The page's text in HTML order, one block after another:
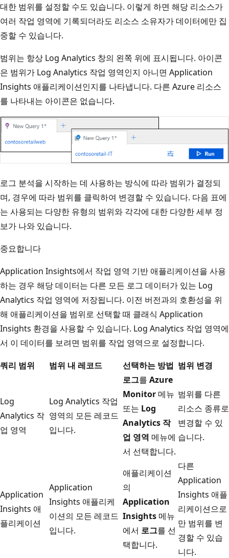
대한 범위를 설정할 수도 있습니다. 이렇게 하면 해당 리소스가
여러 작업 영역에 기록되더라도 리소스 소유자가 데이터에만 집
중할 수 있습니다.
범위는 항상 Log Analytics 창의 왼쪽 위에 표시됩니다. 아이콘
은 범위가 Log Analytics 작업 영역인지 아니면 Application
Insights 애플리케이션인지를 나타냅니다. 다른 Azure 리소스
를 나타내는 아이콘은 없습니다.
로그 분석을 시작하는 데 사용하는 방식에 따라 범위가 결정되
며, 경우에 따라 범위를 클릭하여 변경할 수 있습니다. 다음 표에
는 사용되는 다양한 유형의 범위와 각각에 대한 다양한 세부 정
보가 나와 있습니다.
중요합니다
Application Insights에서 작업 영역 기반 애플리케이션을 사용
하는 경우 해당 데이터는 다른 모든 로그 데이터가 있는 Log
Analytics 작업 영역에 저장됩니다. 이전 버전과의 호환성을 위
해 애플리케이션을 범위로 선택할 때 클래식 Application
Insights 환경을 사용할 수 있습니다. Log Analytics 작업 영역에
서 이 데이터를 보려면 범위를 작업 영역으로 설정합니다.
쿼리 범위
범위 내 레코드 선택하는 방법 범위 변경
Log
Analytics 작
업 영역
Log Analytics 작업
영역의 모든 레코드
입니다.
로그를 Azure
Monitor 메뉴
또는 Log
Analytics 작
업 영역 메뉴에
서 선택합니다.
범위를 다른
리소스 종류로
변경할 수 있
습니다.
Application
Insights 애
플리케이션
Application
Insights 애플리케
이션의 모든 레코드
입니다.
애플리케이션
의
Application
Insights 메뉴
에서 로그를 선
택합니다.
다른
Application
Insights 애플
리케이션으로
만 범위를 변
경할 수 있습
니다.